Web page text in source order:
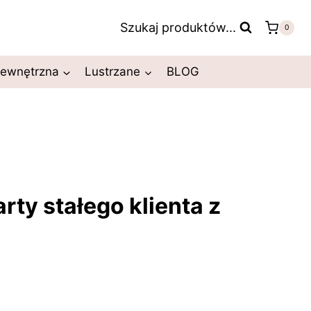
Szukaj produktów... 0
Lustrzane BLOG
stałego klienta z